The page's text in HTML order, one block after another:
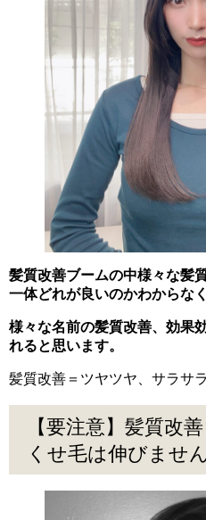
髪質改善ブームの中様々な髪
一体どれが良いのかわからな
様々な名前の髪質改善、効果
れると思います。
髪質改善＝ツヤツヤ、サラサ
【要注意】髪質改
くせ毛は伸びません